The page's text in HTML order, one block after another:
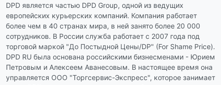
DPD является частью DPD Group, одной из ведущих
европейских курьерских компаний. Компания работает
более чем в 40 странах мира, в ней занято более 20 000
сотрудников. В России служба работает с 2007 года под
торговой маркой "До Постыдной Цены/DP" (For Shame Price).
DPD RU была основана российскими бизнесменами - Юрием
Петровым и Алексеем Аванесовым. В настоящее время она
управляется ООО "Торгсервис-Экспресс", которое занимает